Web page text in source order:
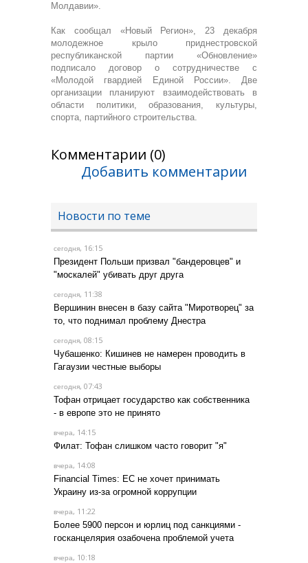
Молдавии».
Как сообщал «Новый Регион», 23 декабря
молодежное крыло приднестровской
республиканской партии «Обновление»
подписало договор о сотрудничестве с
«Молодой гвардией Единой России». Две
организации планируют взаимодействовать в
области политики, образования, культуры,
спорта, партийного строительства.
Комментарии (0)
Добавить комментарии
Новости по теме
сегодня, 16:15
Президент Польши призвал "бандеровцев" и
"москалей" убивать друг друга
сегодня, 11:38
Вершинин внесен в базу сайта "Миротворец" за
то, что поднимал проблему Днестра
сегодня, 08:15
Чубашенко: Кишинев не намерен проводить в
Гагаузии честные выборы
сегодня, 07:43
Тофан отрицает государство как собственника
- в европе это не принято
вчера, 14:15
Филат: Тофан слишком часто говорит "я"
вчера, 14:08
Financial Times: ЕС не хочет принимать
Украину из-за огромной коррупции
вчера, 11:22
Более 5900 персон и юрлиц под санкциями -
госканцелярия озабочена проблемой учета
вчера, 10:18